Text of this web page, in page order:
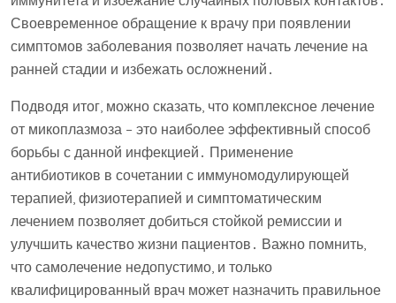
Своевременное обращение к врачу при появлении
симптомов заболевания позволяет начать лечение на
ранней стадии и избежать осложнений․
Подводя итог, можно сказать, что комплексное лечение
от микоплазмоза – это наиболее эффективный способ
борьбы с данной инфекцией․ Применение
антибиотиков в сочетании с иммуномодулирующей
терапией, физиотерапией и симптоматическим
лечением позволяет добиться стойкой ремиссии и
улучшить качество жизни пациентов․ Важно помнить,
что самолечение недопустимо, и только
квалифицированный врач может назначить правильное